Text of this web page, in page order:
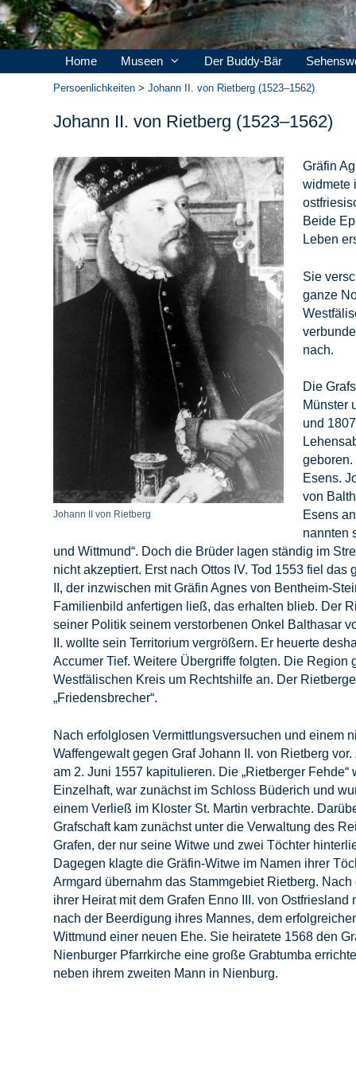
Home Museen Der Buddy-Bär
Persoenlichkeiten >Johann II. von Rietberg (1523–1562)
Johann II. von Rietberg (1523–1562)
Johann II von Rietberg
Gräfin
widmete
Beide
Leben
Sie
ganze
nach.
Die
Münster
und
geboren.
Esens.
von
Esens
nannten
und Wittmund“. Doch die Brüder lagen ständig im
nicht akzeptiert. Erst nach Ottos IV. Tod 1553 fiel
II, der inzwischen mit Gräfin Agnes von Bentheim-
Familienbild anfertigen ließ, das erhalten blieb. Der
seiner Politik seinem verstorbenen Onkel Balthasar
II. wollte sein Territorium vergrößern. Er heuerte
Accumer Tief. Weitere Übergriffe folgten. Die
Westfälischen Kreis um Rechtshilfe an. Der
„Friedensbrecher“.
Nach erfolglosen Vermittlungsversuchen und einem
Waffengewalt gegen Graf Johann II. von Rietberg
am 2. Juni 1557 kapitulieren. Die „Rietberger
Einzelhaft, war zunächst im Schloss Büderich und
einem Verließ im Kloster St. Martin verbrachte.
Grafschaft kam zunächst unter die Verwaltung des
Grafen, der nur seine Witwe und zwei Töchter
Dagegen klagte die Gräfin-Witwe im Namen ihrer
Armgard übernahm das Stammgebiet Rietberg.
ihrer Heirat mit dem Grafen Enno III. von
nach der Beerdigung ihres Mannes, dem
Wittmund einer neuen Ehe. Sie heiratete 1568 den
Nienburger Pfarrkirche eine große Grabtumba
neben ihrem zweiten Mann in Nienburg.